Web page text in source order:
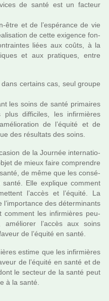
de santé est un fac­teur
être et de l’espé­rance de vie
de cette exi­gence fon­
liées aux coûts, à la
et aux pra­ti­ques, entre
cer­tains cas, seul groupe
les soins de santé pri­mai­res
dif­fi­ci­les, les infir­miè­res
de l’équité et de
des résul­tats des soins.
de la Journée inter­na­tio­
de mieux faire com­pren­dre
de même que les consé­
Elle expli­que com­ment
l’accès et l’équité. La
des déter­mi­nants
com­ment les infir­miè­res peu­
l’accès aux soins
de l’équité en santé.
estime que les infir­miè­res
de l’équité en santé et de
le sec­teur de la santé peut
à la santé.